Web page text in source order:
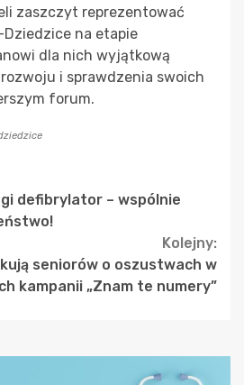
zaszczyt reprezentować
na etapie
dla nich wyjątkową
i sprawdzenia swoich
forum.
defibrylator – wspólnie
Kolejny:
seniorów o oszustwach w
kampanii „Znam te numery”